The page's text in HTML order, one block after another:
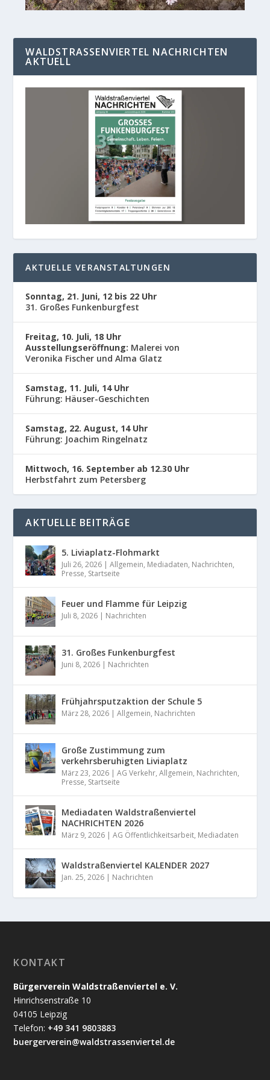
WALDSTRASSENVIERTEL NACHRICHTEN A
KTUELL
AKTUELLE VERANSTALTUNGEN
Sonntag, 21. Juni, 12 bis 22 Uhr
31. Großes Funkenburgfest
Freitag, 10. Juli, 18 Uhr
Ausstellungseröffnung: Malerei von
Veronika Fischer und Alma Glatz
Samstag, 11. Juli, 14 Uhr
Führung: Häuser-Geschichten
Samstag, 22. August, 14 Uhr
Führung: Joachim Ringelnatz
Mittwoch, 16. September ab 12.30 Uhr
Herbstfahrt zum Petersberg
AKTUELLE BEITRÄGE
5. Liviaplatz-Flohmarkt
Juli 26, 2026 |Allgemein, Mediadaten, Nachrichten,
Presse, Startseite
Feuer und Flamme für Leipzig
Juli 8, 2026 | Nachrichten
31. Großes Funkenburgfest
Juni 8, 2026 | Nachrichten
Frühjahrsputzaktion der Schule 5
März 28, 2026 |Allgemein, Nachrichten
Große Zustimmung zum
verkehrsberuhigten Liviaplatz
März 23, 2026 |AG Verkehr,Allgemein, Nachrichten,
Presse, Startseite
Mediadaten Waldstraßenviertel
NACHRICHTEN 2026
März 9, 2026 |AG Öffentlichkeitsarbeit, Mediadaten
Waldstraßenviertel KALENDER 2027
Jan. 25, 2026 | Nachrichten
KONTAKT
Bürgerverein Waldstraßenviertel e. V.
Hinrichsenstraße 10
04105 Leipzig
Telefon: +49 341 9803883
buergerverein@waldstrassenviertel.de